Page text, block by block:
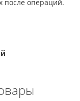
после операций.